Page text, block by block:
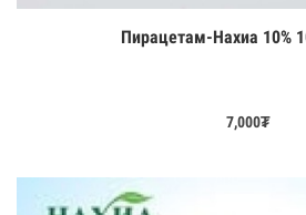
Цааш үзэх
Пирацетам-Нахиа 10%
7,000₮